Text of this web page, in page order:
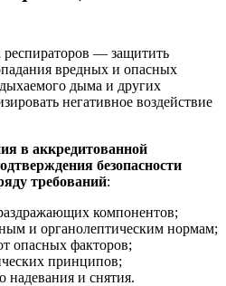
респираторов — защитить
вредных и опасных
дыма и других
негативное воздействие
в аккредитованной
безопасности
требований:
компонентов;
и органолептическим нормам;
опасных факторов;
принципов;
надевания и снятия.